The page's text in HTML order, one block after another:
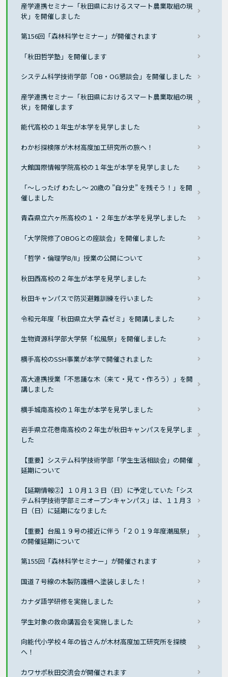
産学連携セミナー「秋田県におけるスマート農業取組の現
状」を開催しました
第156回「森林科学セミナー」が開催されます
「秋田哲学塾」を開催します
システム科学技術学部「OB・OG懇談会」を開催しました
産学連携セミナー「秋田県におけるスマート農業取組の現
状」を開催します
能代高校の１年生が本学を見学しました
わか杉探検隊が木材高度加工研究所の旅へ！
大館国際情報学院高校の１年生が本学を見学しました
「～しったげ わたし～ 20歳の ”自分史” を残そう！」を開
催しました
青森県立六ヶ所高校の１・２年生が本学を見学しました
「大学院修了OBOGとの座談会」を開催しました
「哲学・倫理学B/II」授業の公開について
秋田西高校の２年生が本学を見学しました
秋田キャンパスで防災避難訓練を行いました
令和元年度「秋田県立大学 森ゼミ」を開講しました
生物資源科学部大学祭「松風祭」を開催しました
横手高校のSSH事業が本学で開催されました
高大連携授業「不思議な木（来て・見て・作ろう）」を開
講しました
横手城南高校の１年生が本学を見学しました
岩手県立花巻南高校の２年生が秋田キャンパスを見学しま
した
【重要】システム科学技術学部「学生生活相談会」の開催
延期について
【延期情報②】１０月１３日（日）に予定していた「シス
テム科学技術学部ミニオープンキャンパス」は、１１月３
日（日）に延期になりました
【重要】台風１９号の接近に伴う「２０１９年度潮風祭」
の開催延期について
第155回「森林科学セミナー」が開催されます
国道７号線の木製防護柵へ塗装しました！
カナダ語学研修を実施しました
学生対象の救命講習会を実施しました
向能代小学校４年の皆さんが木材高度加工研究所を探検
へ！
カワサポ秋田交流会が開催されます